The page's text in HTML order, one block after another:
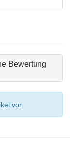
Bewertung
vor.